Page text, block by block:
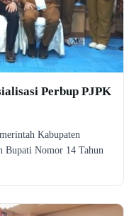
Perbup PJPK
Kabupaten
Bupati Nomor 14 Tahun